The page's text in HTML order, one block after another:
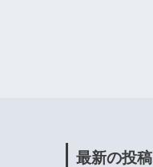
最新の投稿